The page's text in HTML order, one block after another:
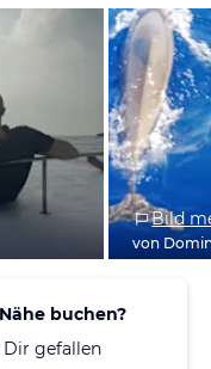
Bild
von
buchen?
gefallen